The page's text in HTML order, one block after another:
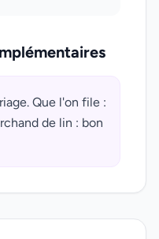
Que l'on file :
de lin : bon